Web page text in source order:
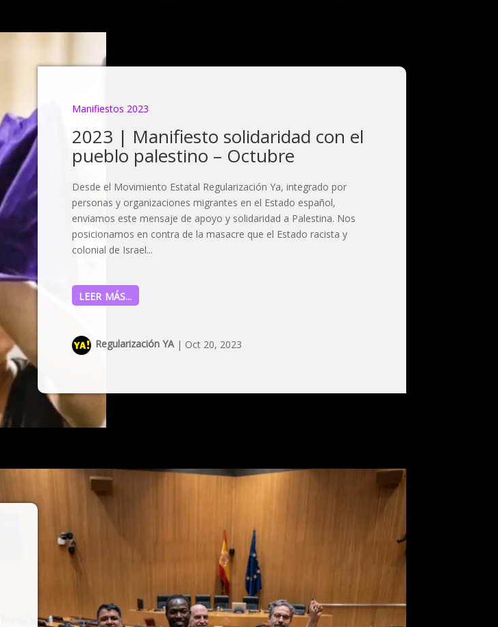
Manifiestos 2023
2023 | Manifiesto solidaridad con el
pueblo palestino – Octubre
Desde el Movimiento Estatal Regularización Ya, integrado por
personas y organizaciones migrantes en el Estado español,
enviamos este mensaje de apoyo y solidaridad a Palestina. Nos
posicionamos en contra de la masacre que el Estado racista y
colonial de Israel...
LEER MÁS...
Regularización YA| Oct 20, 2023